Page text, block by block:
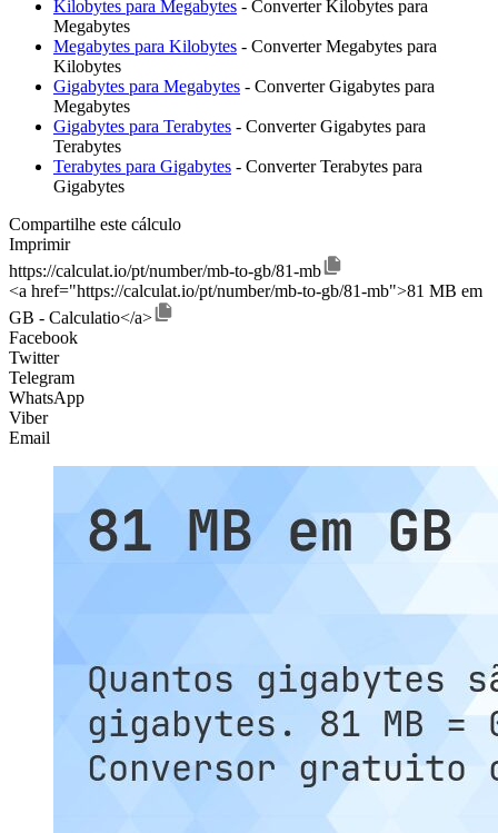
Kilobytes para Megabytes - Converter Kilobytes para
Megabytes
Megabytes para Kilobytes - Converter Megabytes para
Kilobytes
Gigabytes para Megabytes - Converter Gigabytes para
Megabytes
Gigabytes para Terabytes - Converter Gigabytes para
Terabytes
Terabytes para Gigabytes - Converter Terabytes para
Gigabytes
Compartilhe este cálculo
Imprimir
https://calculat.io/pt/number/mb-to-gb/81-mb
<a href="https://calculat.io/pt/number/mb-to-gb/81-mb">81 MB em
GB - Calculatio</a>
Facebook
Twitter
Telegram
WhatsApp
Viber
Email